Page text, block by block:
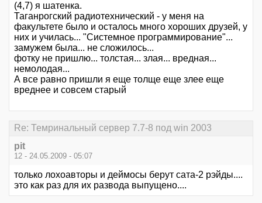
(4,7) я шатенка.
Таганрогский радиотехнический - у меня на
факультете было и осталось много хороших друзей, у
них и училась... "Системное программирование"...
замужем была... не сложилось...
фотку не пришлю... толстая... злая... вредная...
немолодая...
А все равно пришли я еще толще еще злее еще
вреднее и совсем старый
Re: Темринальный сервер 7.7-8 под win 2003
pit
12 - 24.05.2009 - 05:07
только лохоавторы и деймосы берут сата-2 рэйды....
это как раз для их развода выпущено....